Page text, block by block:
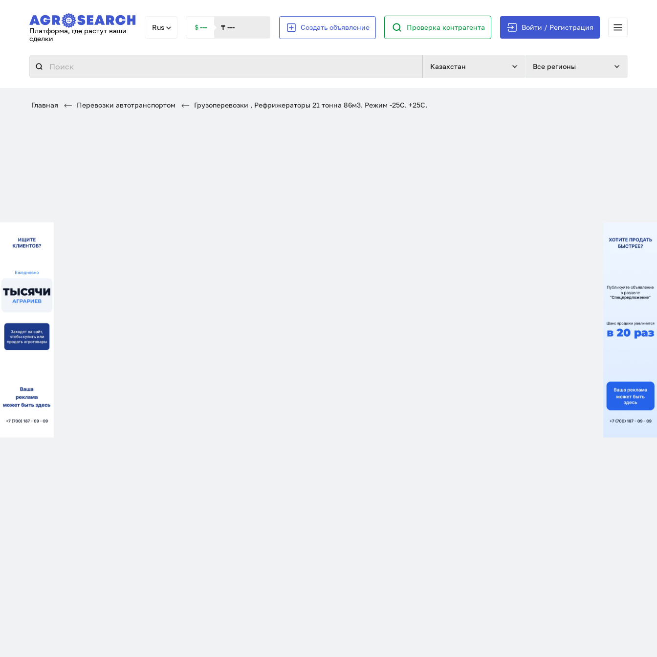
Платформа, где растут ваши
сделки
Rus ＄--- ₸ --- Создать объявление Проверка контрагента Войти / Регистрация
Казахстан Все регионы
Главная Перевозки автотранспортом Грузоперевозки , Рефрижераторы 21 тонна 86м3. Режим -25С. +25С.